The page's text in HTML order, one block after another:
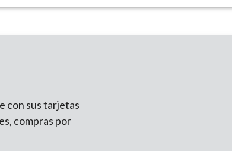
con sus tarjetas
compras por